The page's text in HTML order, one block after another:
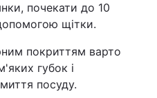
почекати до 10
щітки.
покриттям варто
губок і
посуду.